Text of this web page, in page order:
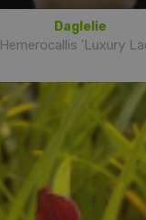
Daglelie
Hemerocallis 'Luxury